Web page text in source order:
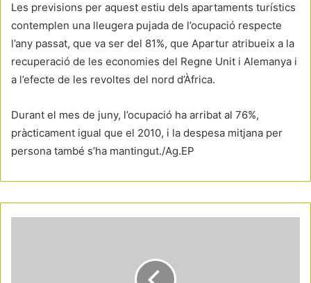
Les previsions per aquest estiu dels apartaments turístics
contemplen una lleugera pujada de l’ocupació respecte
l’any passat, que va ser del 81%, que Apartur atribueix a la
recuperació de les economies del Regne Unit i Alemanya i
a l’efecte de les revoltes del nord d’Àfrica.
Durant el mes de juny, l’ocupació ha arribat al 76%,
pràcticament igual que el 2010, i la despesa mitjana per
persona també s’ha mantingut./Ag.EP